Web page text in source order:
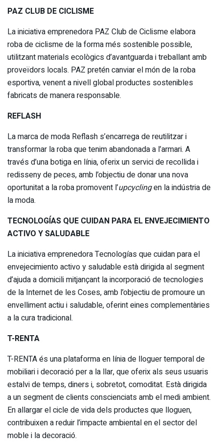
PAZ CLUB DE CICLISME
La iniciativa emprenedora PAZ Club de Ciclisme elabora
roba de ciclisme de la forma més sostenible possible,
utilitzant materials ecològics d’avantguarda i treballant amb
proveïdors locals. PAZ pretén canviar el món de la roba
esportiva, venent a nivell global productes sostenibles
fabricats de manera responsable.
REFLASH
La marca de moda Reflash s’encarrega de reutilitzar i
transformar la roba que tenim abandonada a l’armari. A
través d’una botiga en línia, oferix un servici de recollida i
redisseny de peces, amb l’objectiu de donar una nova
oportunitat a la roba promovent l’upcyclingen la indústria de
la moda.
TECNOLOGÍAS QUE CUIDAN PARA EL ENVEJECIMIENTO
ACTIVO Y SALUDABLE
La iniciativa emprenedora Tecnologías que cuidan para el
envejecimiento activo y saludable està dirigida al segment
d’ajuda a domicili mitjançant la incorporació de tecnologies
de la Internet de les Coses, amb l’objectiu de promoure un
envelliment actiu i saludable, oferint eines complementàries
a la cura tradicional.
T-RENTA
T-RENTA és una plataforma en línia de lloguer temporal de
mobiliari i decoració per a la llar, que oferix als seus usuaris
estalvi de temps, diners i, sobretot, comoditat. Està dirigida
a un segment de clients conscienciats amb el medi ambient.
En allargar el cicle de vida dels productes que lloguen,
contribuixen a reduir l’impacte ambiental en el sector del
moble i la decoració.